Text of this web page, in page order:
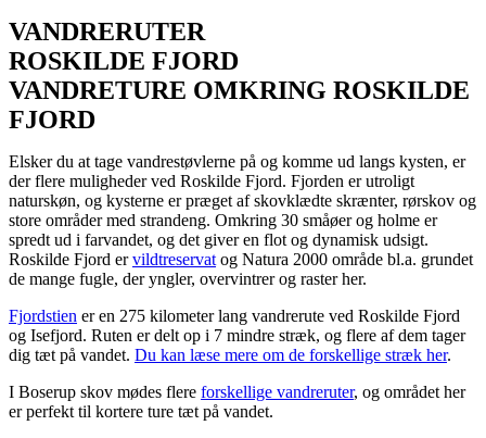
VANDRERUTER
ROSKILDE FJORD
VANDRETURE OMKRING ROSKILDE
FJORD
Elsker du at tage vandrestøvlerne på og komme ud langs kysten, er
der flere muligheder ved Roskilde Fjord. Fjorden er utroligt
naturskøn, og kysterne er præget af skovklædte skrænter, rørskov og
store områder med strandeng. Omkring 30 småøer og holme er
spredt ud i farvandet, og det giver en flot og dynamisk udsigt.
Roskilde Fjord ervildtreservat og Natura 2000 område bl.a. grundet
de mange fugle, der yngler, overvintrer og raster her.
Fjordstien er en 275 kilometer lang vandrerute ved Roskilde Fjord
og Isefjord. Ruten er delt op i 7 mindre stræk, og flere af dem tager
dig tæt på vandet. Du kan læse mere om de forskellige stræk her.
I Boserup skov mødes flere forskellige vandreruter, og området her
er perfekt til kortere ture tæt på vandet.